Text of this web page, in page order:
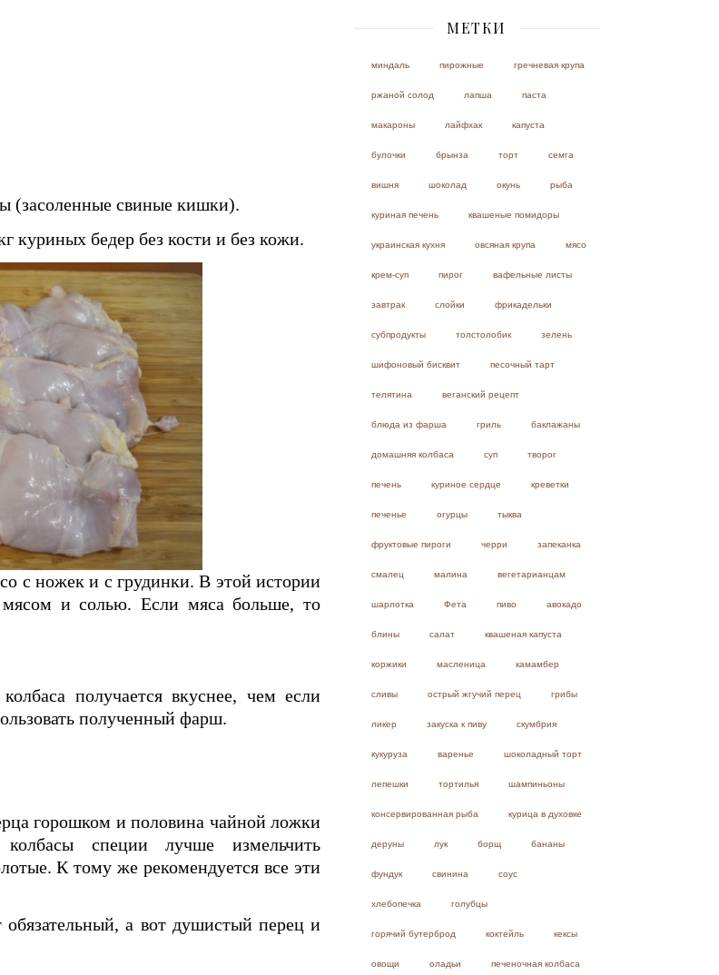
(засоленные свиные кишки).
куриных бедер без кости и без кожи.
с ножек и с грудинки. В этой истории
и солью. Если мяса больше, то
получается вкуснее, чем если
полученный фарш.
горошком и половина чайной ложки
специи лучше измельчить
К тому же рекомендуется все эти
а вот душистый перец и
МЕТКИ
миндаль пирожные гречневая крупа
ржаной солод лапша паста
макароны лайфхак капуста
булочки брынза торт семга
вишня шоколад окунь рыба
куриная печень квашеные помидоры
украинская кухня овсяная крупа мясо
крем-суп пирог вафельные листы
завтрак слойки фрикадельки
субпродукты толстолобик зелень
шифоновый бисквит песочный тарт
телятина веганский рецепт
блюда из фарша гриль баклажаны
домашняя колбаса суп творог
печень куриное сердце креветки
печенье огурцы тыква
фруктовые пироги черри запеканка
смалец малина вегетарианцам
шарлотка Фета пиво авокадо
блины салат квашеная капуста
коржики масленица камамбер
сливы острый жгучий перец грибы
ликер закуска к пиву скумбрия
кукуруза варенье шоколадный торт
лепешки тортилья шампиньоны
консервированная рыба курица в духовке
деруны лук борщ бананы
фундук свинина соус
хлебопечка голубцы
горячий бутерброд коктейль кексы
овощи оладьи печеночная колбаса